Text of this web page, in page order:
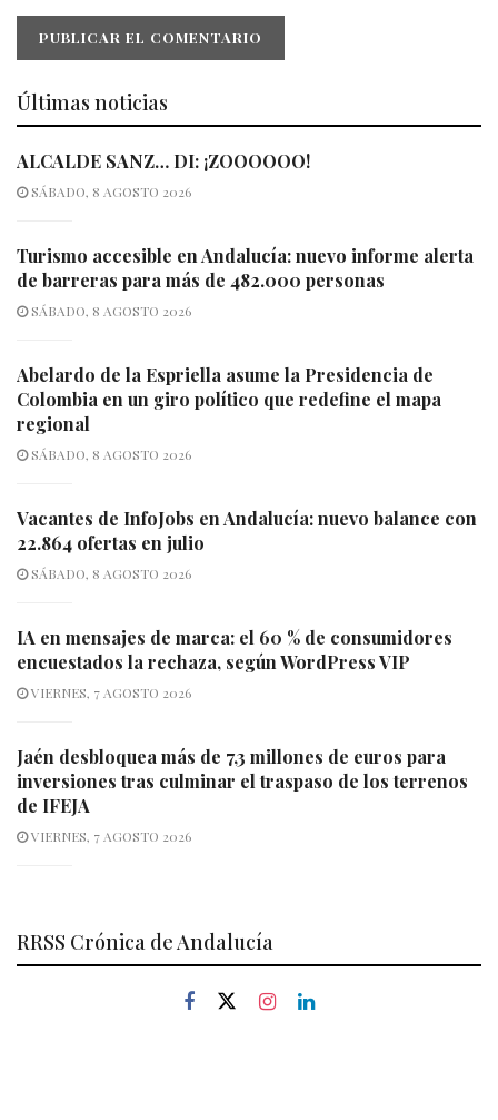
Últimas noticias
ALCALDE SANZ… DI: ¡ZOOOOOO!
SÁBADO, 8 AGOSTO 2026
Turismo accesible en Andalucía: nuevo informe alerta
de barreras para más de 482.000 personas
SÁBADO, 8 AGOSTO 2026
Abelardo de la Espriella asume la Presidencia de
Colombia en un giro político que redefine el mapa
regional
SÁBADO, 8 AGOSTO 2026
Vacantes de InfoJobs en Andalucía: nuevo balance con
22.864 ofertas en julio
SÁBADO, 8 AGOSTO 2026
IA en mensajes de marca: el 60 % de consumidores
encuestados la rechaza, según WordPress VIP
VIERNES, 7 AGOSTO 2026
Jaén desbloquea más de 7,3 millones de euros para
inversiones tras culminar el traspaso de los terrenos
de IFEJA
VIERNES, 7 AGOSTO 2026
RRSS Crónica de Andalucía